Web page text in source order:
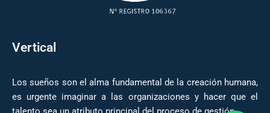
Vertical
Los sueños son el alma fundamental de la creación humana,
es urgente imaginar a las organizaciones y hacer que el